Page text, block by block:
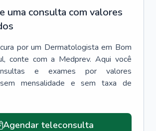
uma consulta com valores
por um Dermatologista em Bom
, conte com a Medprev. Aqui você
e exames por valores
sem mensalidade e sem taxa de
Agendar teleconsulta